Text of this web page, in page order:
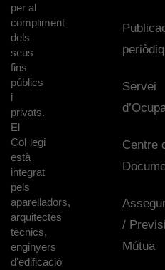
per al
compliment
dels
seus
fins
públics
i
privats.
El
Col·legi
està
integrat
pels
aparelladors,
arquitectes
tècnics,
enginyers
d'edificació
Servei
Centre
/
Mútua